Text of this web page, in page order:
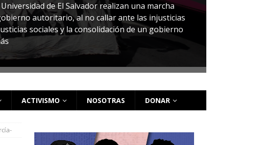
de El Salvador realizan una marcha
autoritario, al no callar ante las injusticias
sociales y la consolidación de un gobierno
ACTIVISMO NOSOTRAS DONAR